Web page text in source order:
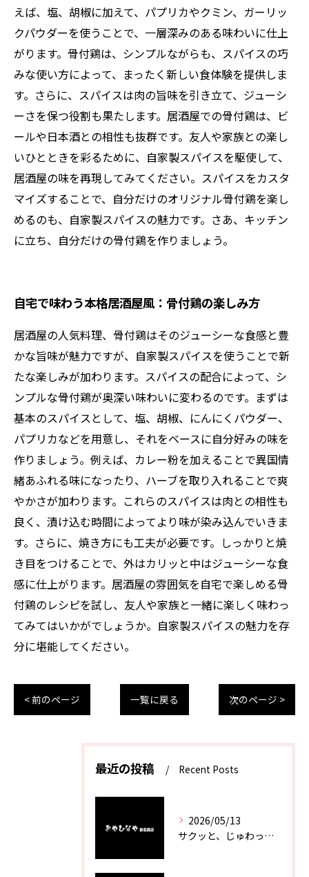
えば、塩、胡椒に加えて、パプリカやクミン、ガーリッ
クパウダーを使うことで、一層深みのある味わいに仕上
がります。骨付鶏は、シンプルながらも、スパイスの巧
みな使い方によって、まったく新しい食体験を提供しま
す。さらに、スパイスは肉の旨味を引き立て、ジューシ
ーさを保つ役割も果たします。居酒屋での骨付鶏は、ビ
ールや日本酒との相性も抜群です。友人や家族との楽し
いひとときを彩るために、自家製スパイスを駆使して、
居酒屋の味を再現してみてください。スパイスをカスタ
マイズすることで、自分だけのオリジナル骨付鶏を楽し
めるのも、自家製スパイスの魅力です。さあ、キッチン
に立ち、自分だけの骨付鶏を作りましょう。
自宅で味わう本格居酒屋風：骨付鶏の楽しみ方
居酒屋の人気料理、骨付鶏はそのジューシーな食感と豊
かな旨味が魅力ですが、自家製スパイスを使うことで新
たな楽しみが加わります。スパイスの配合によって、シ
ンプルな骨付鶏が奥深い味わいに変わるのです。まずは
基本のスパイスとして、塩、胡椒、にんにくパウダー、
パプリカなどを用意し、それをベースに自分好みの味を
作りましょう。例えば、カレー粉を加えることで異国情
緒あふれる味になったり、ハーブを取り入れることで爽
やかさが加わります。これらのスパイスは肉との相性も
良く、漬け込む時間によってより味が染み込んでいきま
す。さらに、焼き方にも工夫が必要です。しっかりと焼
き目をつけることで、外はカリッと中はジューシーな食
感に仕上がります。居酒屋の雰囲気を自宅で楽しめる骨
付鶏のレシピを試し、友人や家族と一緒に楽しく味わっ
てみてはいかがでしょうか。自家製スパイスの魅力を存
分に堪能してください。
< 前のページ 一覧に戻る 次のページ >
最近の投稿 Recent Posts
2026/05/13
サクッと、じゅわっと。瀬戸内が香るカキフライ